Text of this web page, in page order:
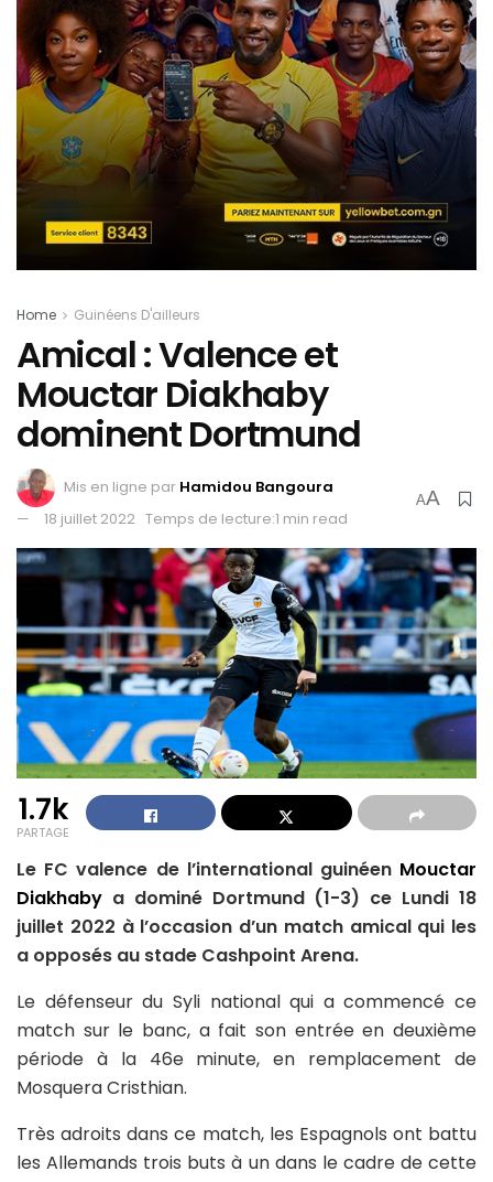
Home Guinéens D'ailleurs
Amical : Valence et
Mouctar Diakhaby
dominent Dortmund
Mis en ligne par Hamidou Bangoura
18 juillet 2022 Temps de lecture:1 min read
AA
1.7k
PARTAGE
Le FC valence de l’international guinéen Mouctar
Diakhaby a dominé Dortmund (1-3) ce Lundi 18
juillet 2022 à l’occasion d’un match amical qui les
a opposés au stade Cashpoint Arena.
Le défenseur du Syli national qui a commencé ce
match sur le banc, a fait son entrée en deuxième
période à la 46e minute, en remplacement de
Mosquera Cristhian.
Très adroits dans ce match, les Espagnols ont battu
les Allemands trois buts à un dans le cadre de cette